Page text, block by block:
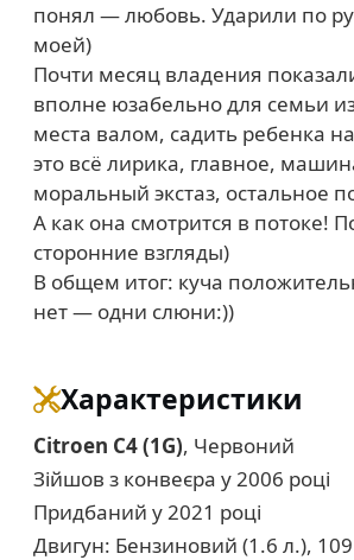
понял — любовь. Ударили по
моей)
Почти месяц владения
вполне юзабельно для семьи
места валом, садить ребенка
это всё лирика, главное,
моральный экстаз, остальное
А как она смотрится в потоке!
сторонние взгляды)
В общем итог: куча
нет — одни слюни:))
Характеристики
Citroen C4 (1G), Червоний
Зійшов з конвеєра у 2006 році
Придбаний у 2021 році
Двигун: Бензиновий (1.6 л.), 109